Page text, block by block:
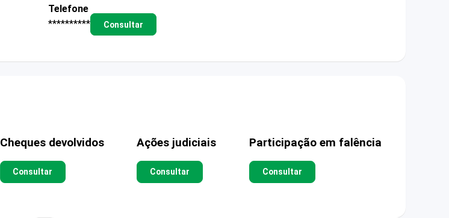
Telefone
**********
Consultar
Cheques devolvidos
Consultar
Ações judiciais
Consultar
Participação em falência
Consultar